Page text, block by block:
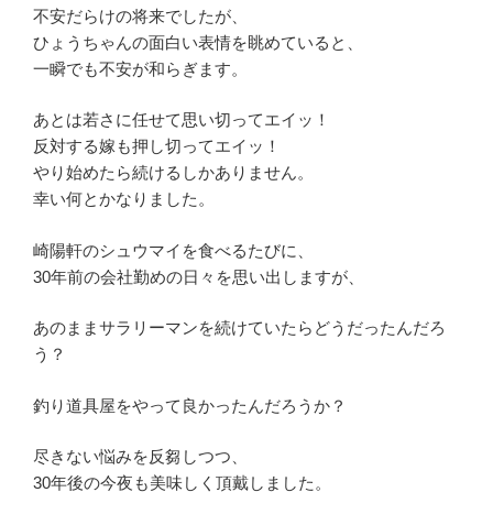
不安だらけの将来でしたが、
ひょうちゃんの面白い表情を眺めていると、
一瞬でも不安が和らぎます。
あとは若さに任せて思い切ってエイッ！
反対する嫁も押し切ってエイッ！
やり始めたら続けるしかありません。
幸い何とかなりました。
崎陽軒のシュウマイを食べるたびに、
30年前の会社勤めの日々を思い出しますが、
あのままサラリーマンを続けていたらどうだったんだろ
う？
釣り道具屋をやって良かったんだろうか？
尽きない悩みを反芻しつつ、
30年後の今夜も美味しく頂戴しました。